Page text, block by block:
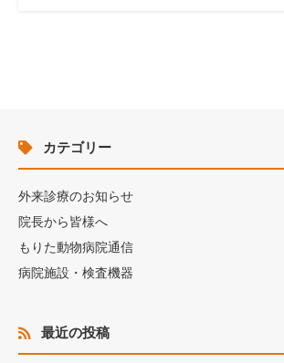
カテゴリー
外来診療のお知らせ
院長から皆様へ
もりた動物病院通信
病院施設・検査機器
最近の投稿